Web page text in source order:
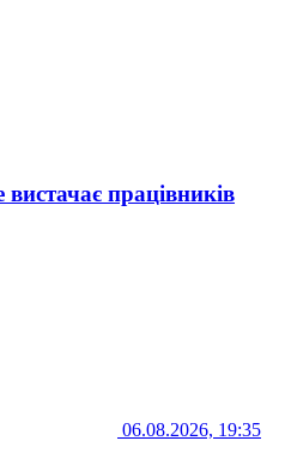
працівників
06.08.2026, 19:35